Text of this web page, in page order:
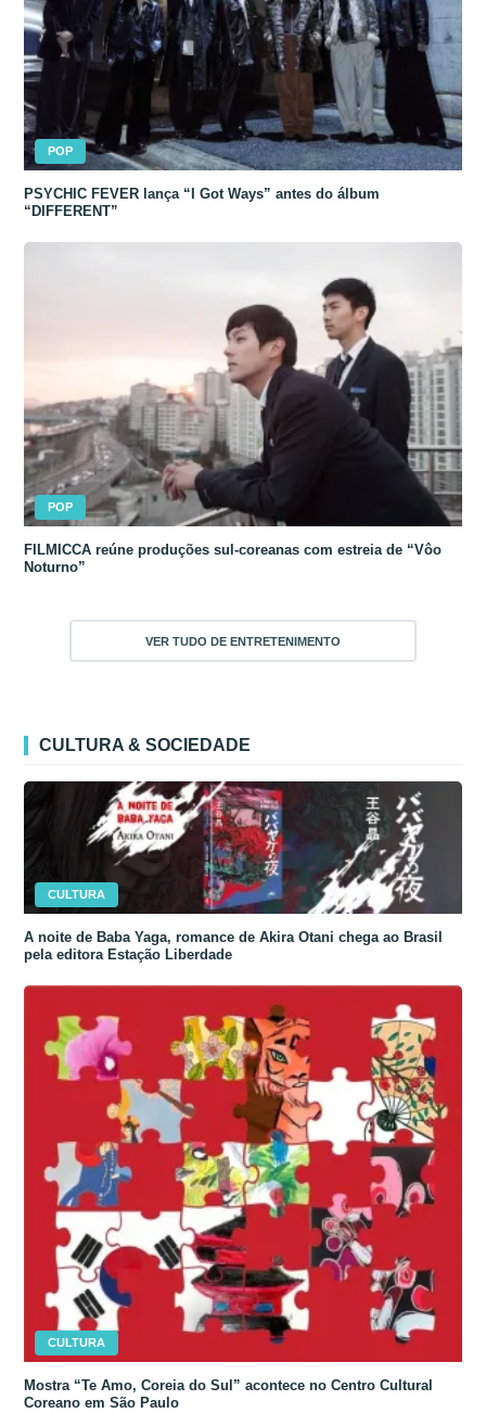
POP
PSYCHIC FEVER lança “I Got Ways” antes do álbum
“DIFFERENT”
POP
FILMICCA reúne produções sul-coreanas com estreia de “Vôo
Noturno”
VER TUDO DE ENTRETENIMENTO
CULTURA & SOCIEDADE
CULTURA
A noite de Baba Yaga, romance de Akira Otani chega ao Brasil
pela editora Estação Liberdade
CULTURA
Mostra “Te Amo, Coreia do Sul” acontece no Centro Cultural
Coreano em São Paulo